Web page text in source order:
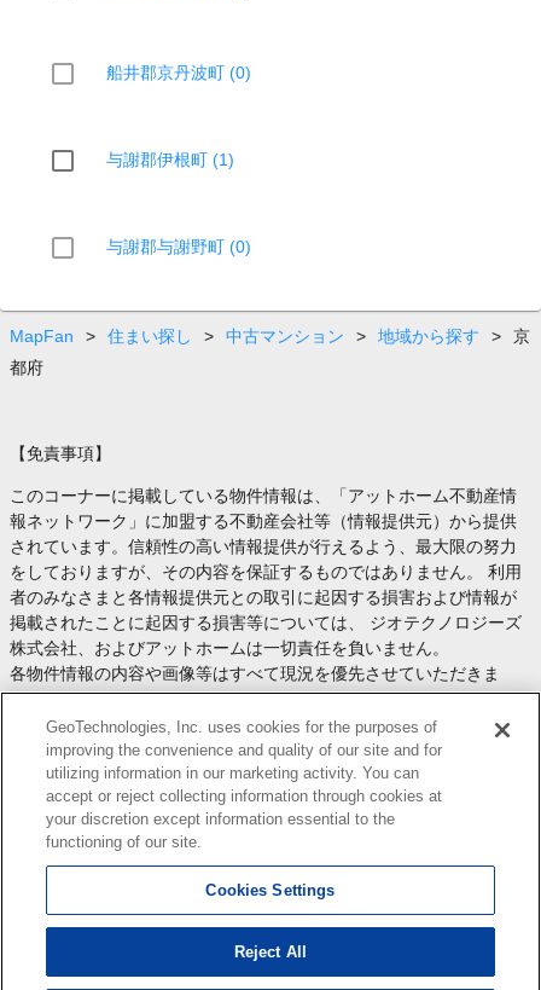
船井郡京丹波町 (0)
与謝郡伊根町 (1)
与謝郡与謝野町 (0)
MapFan > 住まい探し > 中古マンション > 地域から探す >
京
都府
【免責事項】
このコーナーに掲載している物件情報は、「アットホーム不動産情
報ネットワーク」に加盟する不動産会社等（情報提供元）から提供
されています。信頼性の高い情報提供が行えるよう、最大限の努力
をしておりますが、その内容を保証するものではありません。 利用
者のみなさまと各情報提供元との取引に起因する損害および情報が
掲載されたことに起因する損害等については、 ジオテクノロジーズ
株式会社、およびアットホームは一切責任を負いません。
各物件情報の内容や画像等はすべて現況を優先させていただきま
す。
お取引等（お取引の準備、資金調達等を含みます）の際には、内容
や契約条件等について、 各情報提供元より十分な説明を受け、ご自
身でご確認の上、判断してください。
このコーナーへの物件情報のご掲載、その他不動産業務ソリューシ
ョン等についての不動産会社様のお問合せはこちら
します。
Copyright(c) At Home Co.,Ltd. このサイトに掲載している情報の無断転載を禁止します。著作権
はアットホーム（株）またはその情報提供者に帰属します。
GeoTechnologies, Inc. uses cookies for the purposes of
improving the convenience and quality of our site and for
utilizing information in our marketing activity. You can
accept or reject collecting information through cookies at
your discretion except information essential to the
functioning of our site.
Cookies Settings
Reject All